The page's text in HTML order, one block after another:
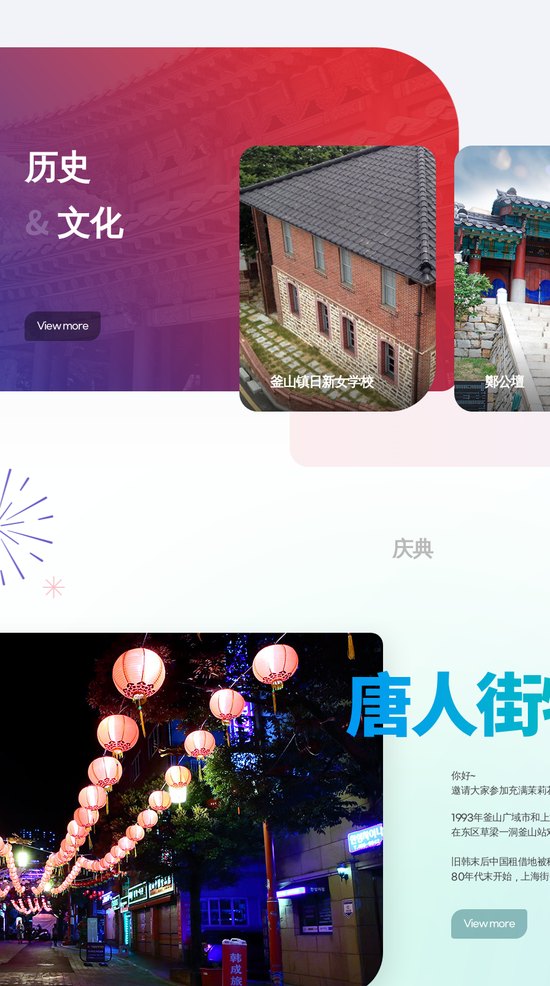
历史
& 文化
釜山镇日新女学校 鄭公壇
View more
庆典
唐人
你好~
邀请大家参加充满茉莉
1993年釜山广域市和
在东区草梁一洞釜山站
旧韩末后中国租借地被
80年代末开始，上海街
View more